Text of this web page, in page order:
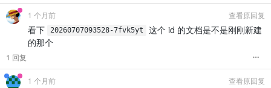
1 个月前 查看原回复
看下 20260707093528-7fvk5yt
这个 id 的文档是不是刚刚新建
的那个
1 回复
1 个月前 查看原回复